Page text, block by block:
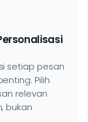
setiap pesan
Pilih
relevan
bukan